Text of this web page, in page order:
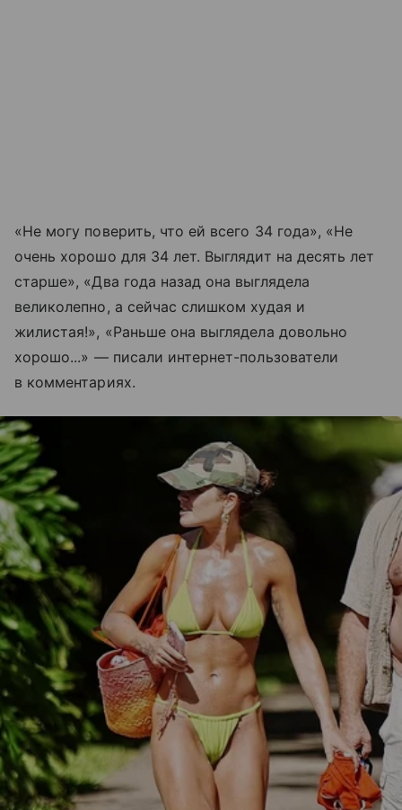
«Не могу поверить, что ей всего 34 года», «Не
очень хорошо для 34 лет. Выглядит на десять лет
старше», «Два года назад она выглядела
великолепно, а сейчас слишком худая и
жилистая!», «Раньше она выглядела довольно
хорошо...» — писали интернет-пользователи
в комментариях.